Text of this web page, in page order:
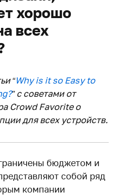
хорошо
всех
“Why is it so Easy to
” с советами от
Crowd Favorite о
для всех устройств.
бюджетом и
собой ряд
компании